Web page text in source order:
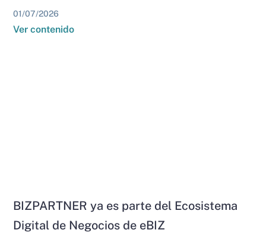
01/07/2026
Ver contenido
BIZPARTNER ya es parte del Ecosistema
Digital de Negocios de eBIZ